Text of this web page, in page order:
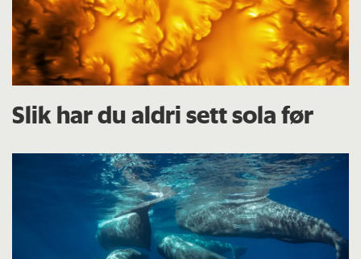
Slik har du aldri sett sola før